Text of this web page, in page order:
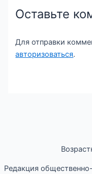
Оставьте
Для отправки
авторизоваться.
Редакция